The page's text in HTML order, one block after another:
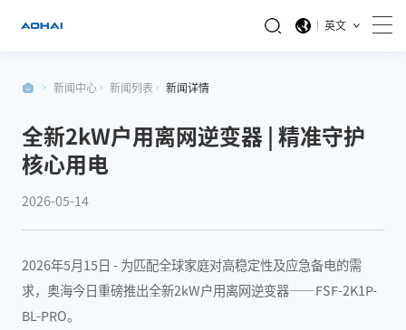
英文
新闻中心 新闻列表 新闻详情
全新2kW户用离网逆变器 | 精准守护
核心用电
2026-05-14
2026年5月15日 - 为匹配全球家庭对高稳定性及应急备电的需
求，奥海今日重磅推出全新2kW户用离网逆变器——FSF-2K1P-
BL-PRO。